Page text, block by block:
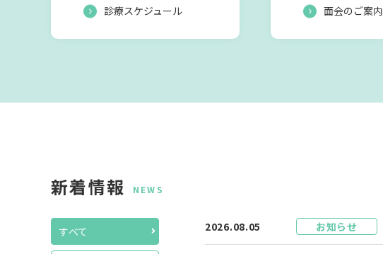
診療スケジュール
面会のご案内
新着情報 NEWS
すべて 2026.08.05 お知らせ